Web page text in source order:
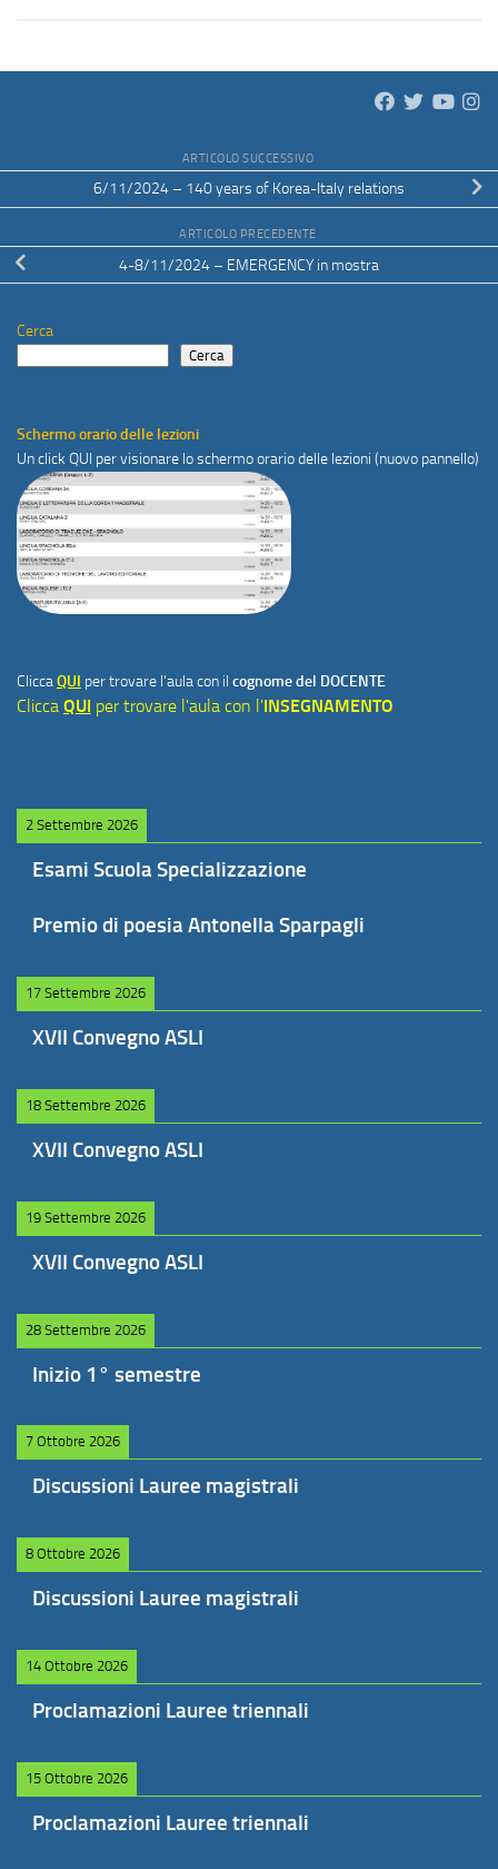
ARTICOLO SUCCESSIVO
6/11/2024 – 140 years of Korea-Italy relations
ARTICOLO PRECEDENTE
4-8/11/2024 – EMERGENCY in mostra
Cerca
Cerca
Schermo orario delle lezioni
Un click QUI per visionare lo schermo orario delle lezioni (nuovo pannello)
CliccaQUI per trovare l'aula con il cognome del DOCENTE
Clicca QUI per trovare l'aula con l'INSEGNAMENTO
2 Settembre 2026
Esami Scuola Specializzazione
Premio di poesia Antonella Sparpagli
17 Settembre 2026
XVII Convegno ASLI
18 Settembre 2026
XVII Convegno ASLI
19 Settembre 2026
XVII Convegno ASLI
28 Settembre 2026
Inizio 1° semestre
7 Ottobre 2026
Discussioni Lauree magistrali
8 Ottobre 2026
Discussioni Lauree magistrali
14 Ottobre 2026
Proclamazioni Lauree triennali
15 Ottobre 2026
Proclamazioni Lauree triennali